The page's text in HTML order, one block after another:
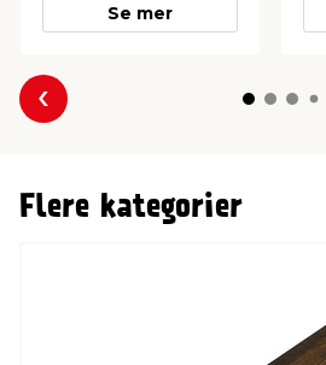
Se mer
Forrige
Flere kategorier